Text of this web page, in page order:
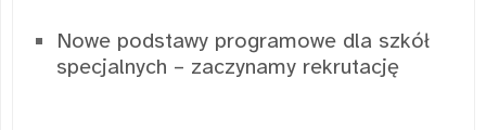
Nowe podstawy programowe dla szkół
specjalnych – zaczynamy rekrutację